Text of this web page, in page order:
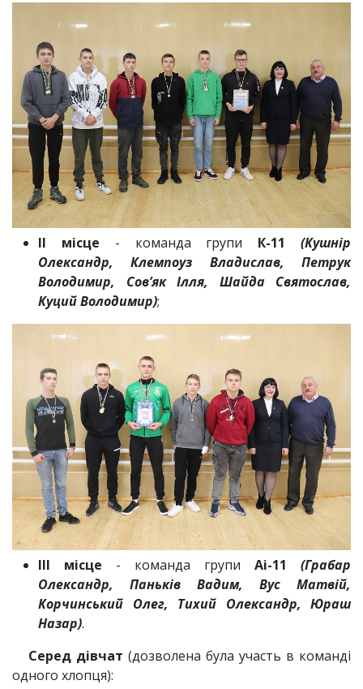
ІІ місце - команда групи К-11
(Кушнір
Олександр, Клемпоуз Владислав, Петрук
Володимир, Сов’як Ілля, Шайда Святослав,
Куций Володимир);
ІІІ місце - команда групи Аі-11
(Грабар
Олександр, Паньків Вадим, Вус Матвій,
Корчинський Олег, Тихий Олександр, Юраш
Назар).
Серед дівчат (дозволена була участь в команді
одного хлопця):